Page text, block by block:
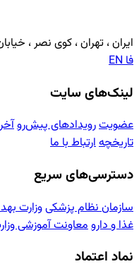
ایران ، تهران ، کوی نصر ،
فاEN
لینک‌های سایت
عضویترویدادهای پیش‌رو
تاریخچهارتباط با ما
دسترسی‌های سریع
سازمان نظام پزشکیوزارت
غذا و دارومعاونت آموزشی
نماد اعتماد